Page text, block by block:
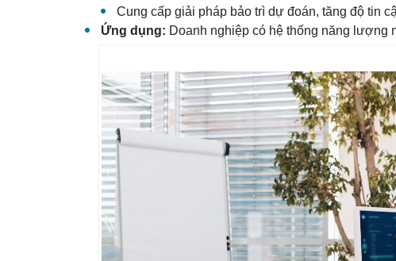
Cung cấp giải pháp bảo trì dự đoán, tăng độ tin
Ứng dụng: Doanh nghiệp có hệ thống năng lượng